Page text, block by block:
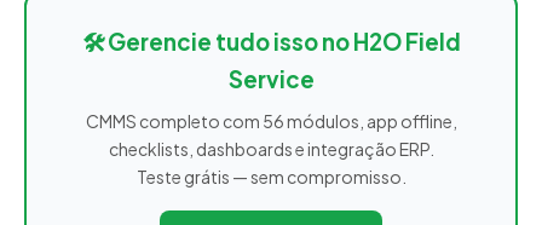
🛠️ Gerencie tudo isso no H2O Field
Service
CMMS completo com 56 módulos, app offline,
checklists, dashboards e integração ERP.
Teste grátis — sem compromisso.